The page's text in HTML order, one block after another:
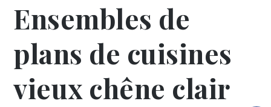
Ensembles de
plans de cuisines
vieux chêne clair